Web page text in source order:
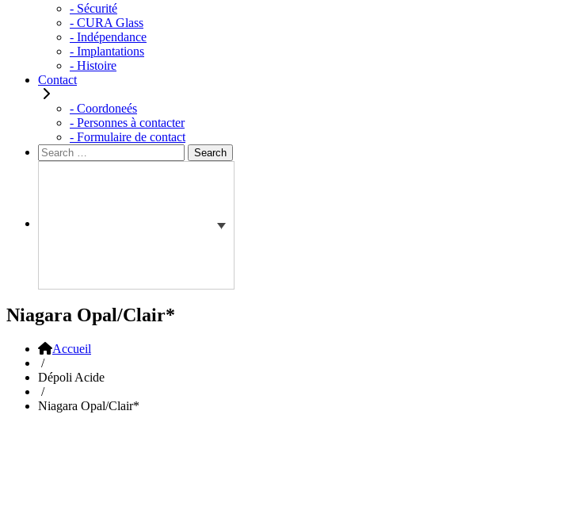
- Sécurité
- CURA Glass
- Indépendance
- Implantations
- Histoire
Contact
- Coordoneés
- Personnes à contacter
- Formulaire de contact
Rechercher :
Search
Niagara Opal/Clair*
Accueil
/
Dépoli Acide
/
Niagara Opal/Clair*